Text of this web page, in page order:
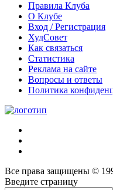
Правила Клуба
О Клубе
Вход / Регистрация
ХудСовет
Как связаться
Статистика
Реклама на сайте
Вопросы и ответы
Политика
Все права защищены ©
Введите страницу